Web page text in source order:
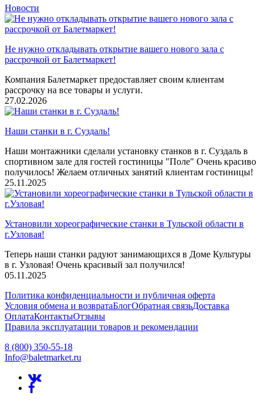
Новости
Не нужно откладывать открытие вашего нового зала с
рассрочкой от Балетмаркет!
Компания Балетмаркет предоставляет своим клиентам
рассрочку на все товары и услуги.
27.02.2026
Наши станки в г. Суздаль!
Наши монтажники сделали установку станков в г. Суздаль в
спортивном зале для гостей гостиницы "Поле" Очень красиво
получилось! Желаем отличных занятий клиентам гостиницы!
25.11.2025
Установили хореографические станки в Тульской области в
г.Узловая!
Теперь наши станки радуют занимающихся в Доме Культуры
в г. Узловая! Очень красивый зал получился!
05.11.2025
Политика конфиденциальности и публичная оферта
Условия обмена и возвратаБлогОбратная связьДоставка
ОплатаКонтактыОтзывы
Правила эксплуатации товаров и рекомендации
8 (800) 350-55-18
Info@baletmarket.ru